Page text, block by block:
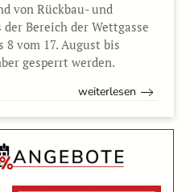
von Rückbau- und
Bereich der Wettgasse
8 vom 17. August bis
gesperrt werden.
weiterlesen